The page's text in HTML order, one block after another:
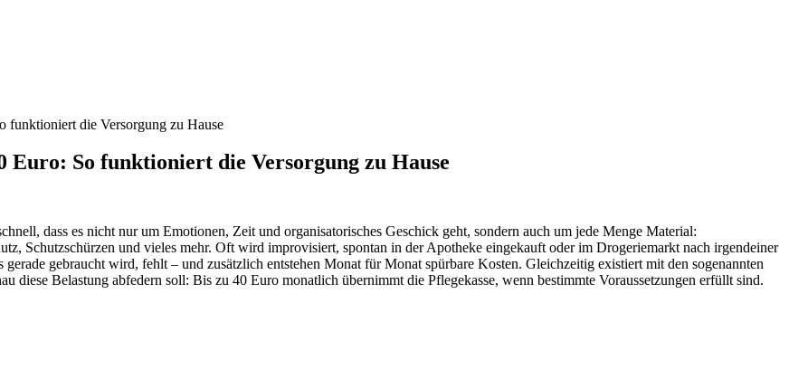
funktioniert die Versorgung zu Hause
So funktioniert die Versorgung zu Hause
dass es nicht nur um Emotionen, Zeit und organisatorisches Geschick geht, sondern auch um jede Menge Material:
Schutzschürzen und vieles mehr. Oft wird improvisiert, spontan in der Apotheke eingekauft oder im Drogeriemarkt nach irgendeiner
gebraucht wird, fehlt – und zusätzlich entstehen Monat für Monat spürbare Kosten. Gleichzeitig existiert mit den sogenannten
diese Belastung abfedern soll: Bis zu 40 Euro monatlich übernimmt die Pflegekasse, wenn bestimmte Voraussetzungen erfüllt sind.